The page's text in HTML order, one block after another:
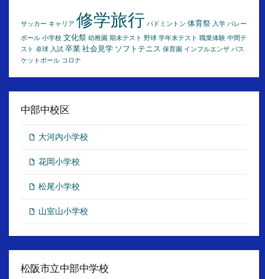
サッカー キャリア 修学旅行 バドミントン 体育祭 入学 バレー
ボール 小学校 文化祭 幼稚園 期末テスト 野球 学年末テスト 職業体験 中間テ
スト 卓球 入試 卒業 社会見学 ソフトテニス 保育園 インフルエンザ バス
ケットボール コロナ
中部中校区
大河内小学校
花岡小学校
松尾小学校
山室山小学校
松阪市立中部中学校